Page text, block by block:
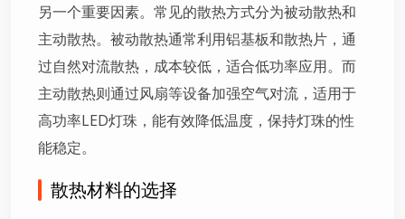
另一个重要因素。常见的散热方式分为被动散热和
主动散热。被动散热通常利用铝基板和散热片，通
过自然对流散热，成本较低，适合低功率应用。而
主动散热则通过风扇等设备加强空气对流，适用于
高功率LED灯珠，能有效降低温度，保持灯珠的性
能稳定。
散热材料的选择